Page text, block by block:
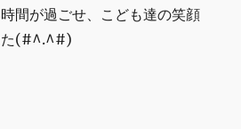
流
間が過ごせ、こども達の笑顔
た(#^.^#)